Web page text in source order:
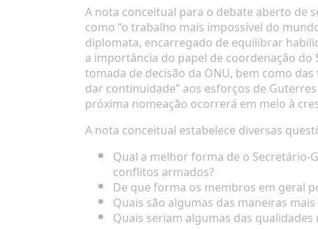
A nota conceitual para o debate aberto de
como “o trabalho mais impossível do
diplomata, encarregado de equilibrar
a importância do papel de coordenação
tomada de decisão da ONU, bem como
dar continuidade” aos esforços de
próxima nomeação ocorrerá em meio à
A nota conceitual estabelece diversas
Qual a melhor forma de o Secretário-
conflitos armados?
De que forma os membros em geral
Quais são algumas das maneiras
Quais seriam algumas das